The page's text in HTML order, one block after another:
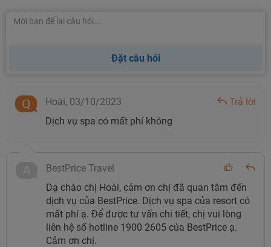
Đặt câu hỏi
Hoài, 03/10/2023
Trả lời
Dịch vụ spa có mất phí không
BestPrice Travel
Dạ chào chị Hoài, cảm ơn chị đã quan tâm đến
dịch vụ của BestPrice. Dịch vụ spa của resort có
mất phí ạ. Để được tư vấn chi tiết, chị vui lòng
liên hệ số hotline 1900 2605 của BestPrice ạ.
Cảm ơn chị.